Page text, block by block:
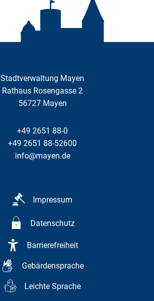
Stadtverwaltung Mayen
Rathaus Rosengasse 2
56727 Mayen
+49 2651 88-0
+49 2651 88-52600
info@mayen.de
Impressum
Datenschutz
Barrierefreiheit
Gebärdensprache
Leichte Sprache